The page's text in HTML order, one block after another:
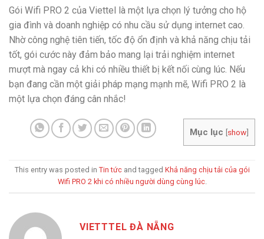
Gói Wifi PRO 2 của Viettel là một lựa chọn lý tưởng cho hộ
gia đình và doanh nghiệp có nhu cầu sử dụng internet cao.
Nhờ công nghệ tiên tiến, tốc độ ổn định và khả năng chịu tải
tốt, gói cước này đảm bảo mang lại trải nghiệm internet
mượt mà ngay cả khi có nhiều thiết bị kết nối cùng lúc. Nếu
bạn đang cần một giải pháp mạng mạnh mẽ, Wifi PRO 2 là
một lựa chọn đáng cân nhắc!
Mục lục [show]
This entry was posted in Tin tứcand tagged Khả năng chịu tải của gói
Wifi PRO 2 khi có nhiều người dùng cùng lúc.
VIETTTEL ĐÀ NẴNG